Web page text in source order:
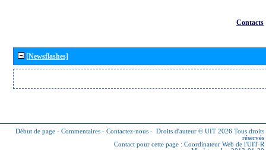
Contacts
[Newsflashes]
Début de page - Commentaires - Contactez-nous - Droits d'auteur © UIT 2026 Tous droits
réservés
Contact pour cette page : Coordinateur Web de l'UIT-R